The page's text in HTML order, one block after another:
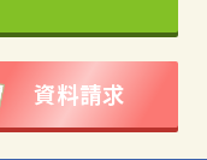
資料請求